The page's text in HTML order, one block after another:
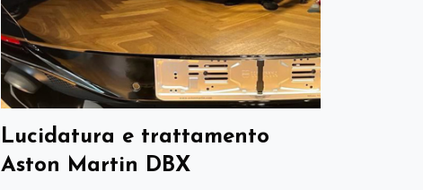
Lucidatura e trattamento
Aston Martin DBX